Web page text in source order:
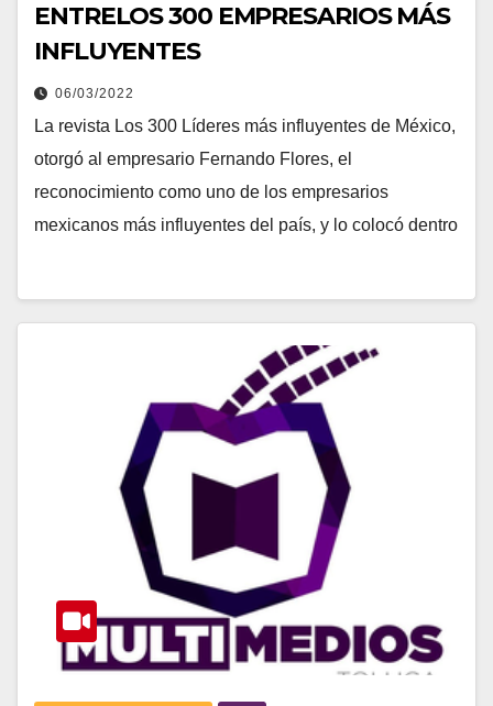
ENTRELOS 300 EMPRESARIOS MÁS
INFLUYENTES
06/03/2022
La revista Los 300 Líderes más influyentes de México,
otorgó al empresario Fernando Flores, el
reconocimiento como uno de los empresarios
mexicanos más influyentes del país, y lo colocó dentro